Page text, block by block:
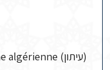
La Dépêche algérienne (עיתון)